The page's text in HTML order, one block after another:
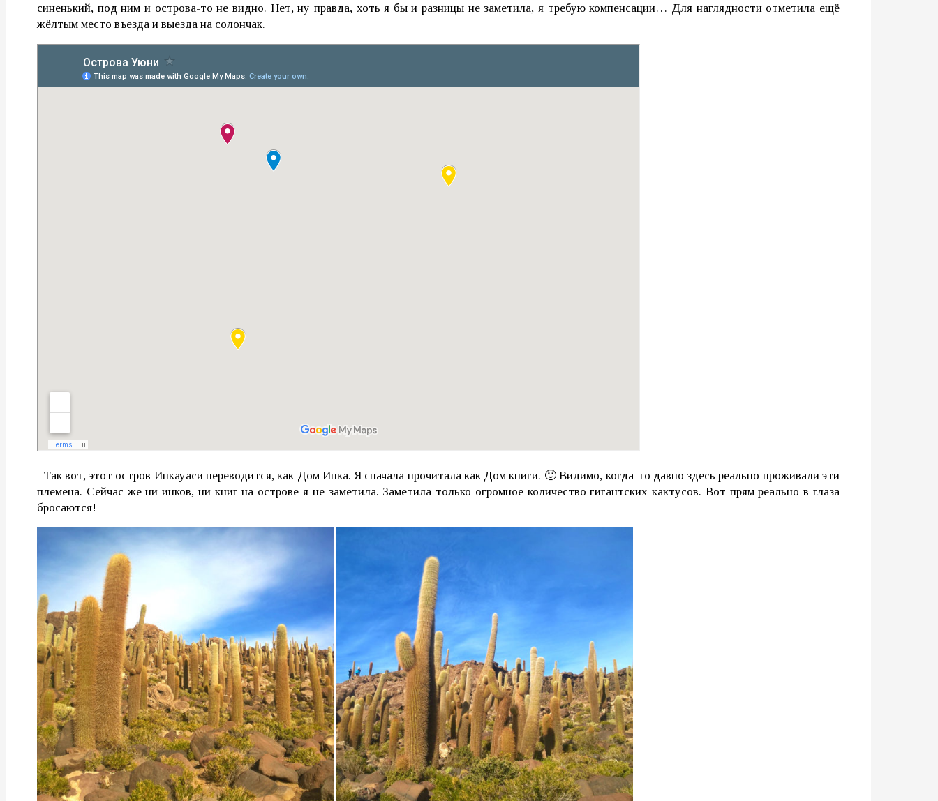
синенький, под ним и острова-то не видно. Нет, ну правда, хоть я бы и разницы не заметила, я требую компенсации… Для наглядности отметила ещё
жёлтым место въезда и выезда на солончак.
Так вот, этот остров Инкауаси переводится, как Дом Инка. Я сначала прочитала как Дом книги. 🙂 Видимо, когда-то давно здесь реально проживали эти
племена. Сейчас же ни инков, ни книг на острове я не заметила. Заметила только огромное количество гигантских кактусов. Вот прям реально в глаза
бросаются!